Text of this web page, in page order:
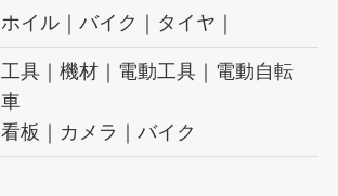
ホイル｜バイク｜タイヤ｜
工具｜機材｜電動工具｜電動自転
車
看板｜カメラ｜バイク